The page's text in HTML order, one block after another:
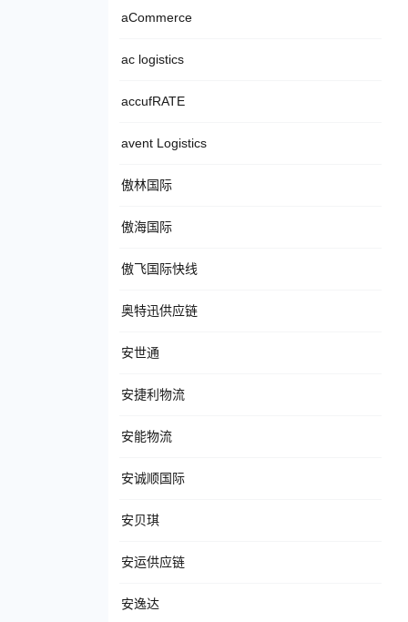
aCommerce
ac logistics
accufRATE
avent Logistics
傲林国际
傲海国际
傲飞国际快线
奥特迅供应链
安世通
安捷利物流
安能物流
安诚顺国际
安贝琪
安运供应链
安逸达